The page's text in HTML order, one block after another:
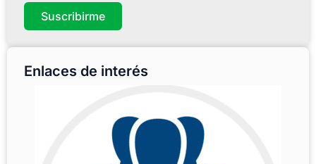
Suscribirme
Enlaces de interés